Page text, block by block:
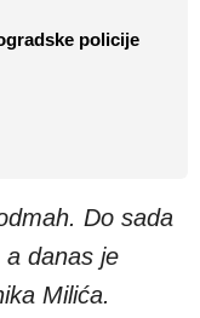
policije
Do sada
a danas je
Milića.